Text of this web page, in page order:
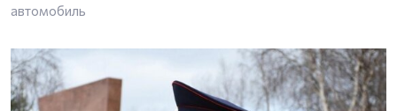
автомобиль